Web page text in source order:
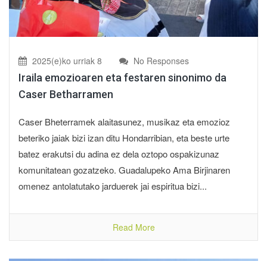
2025(e)ko urriak 8 No Responses
Iraila emozioaren eta festaren sinonimo da
Caser Betharramen
Caser Bheterramek alaitasunez, musikaz eta emozioz
beteriko jaiak bizi izan ditu Hondarribian, eta beste urte
batez erakutsi du adina ez dela oztopo ospakizunaz
komunitatean gozatzeko. Guadalupeko Ama Birjinaren
omenez antolatutako jarduerek jai espiritua bizi...
Read More